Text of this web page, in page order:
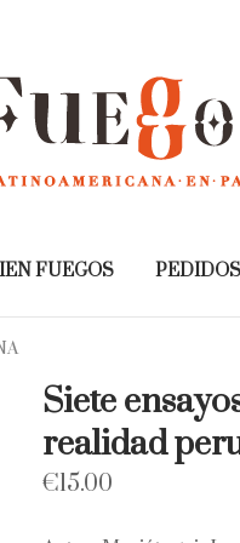
FUEGOS PEDIDOS
Siete
realidad
€15.00